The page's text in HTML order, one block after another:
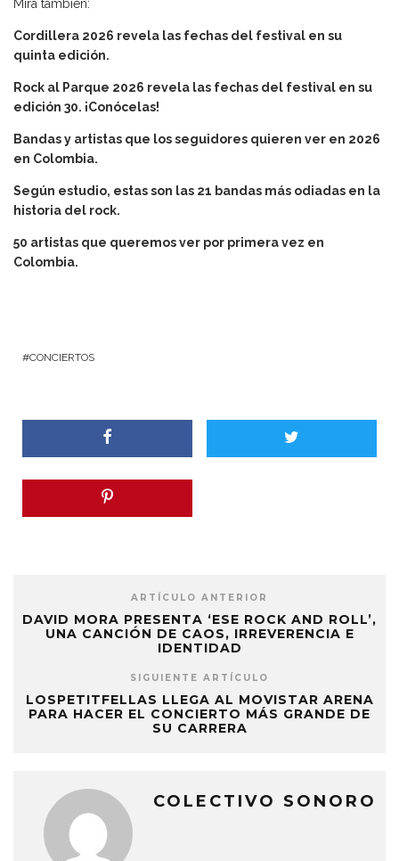
Mira también:
Cordillera 2026 revela las fechas del festival en su
quinta edición.
Rock al Parque 2026 revela las fechas del festival en su
edición 30. ¡Conócelas!
Bandas y artistas que los seguidores quieren ver en 2026
en Colombia.
Según estudio, estas son las 21 bandas más odiadas en la
historia del rock.
50 artistas que queremos ver por primera vez en
Colombia.
CONCIERTOS
ARTÍCULO ANTERIOR
DAVID MORA PRESENTA ‘ESE ROCK AND ROLL’,
UNA CANCIÓN DE CAOS, IRREVERENCIA E
IDENTIDAD
SIGUIENTE ARTÍCULO
LOSPETITFELLAS LLEGA AL MOVISTAR ARENA
PARA HACER EL CONCIERTO MÁS GRANDE DE
SU CARRERA
COLECTIVO SONORO